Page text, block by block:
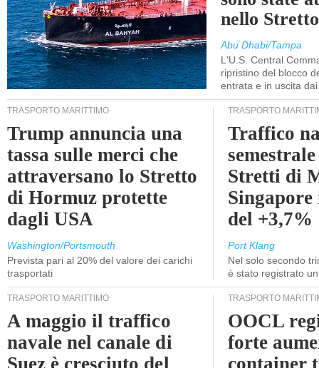
nello
Abu Dhabi/Tampa
L'U.S. Central
ripristino del blocco
entrata e in uscita
TRASPORTO MARITTIMO
Trump annuncia una
tassa sulle merci che
attraversano lo Stretto
di Hormuz protette
dagli USA
Washington/Portsmouth
Prevista pari al 20% del valore dei carichi
trasportati
TRASPORTO
Traffico
Stretti di
del +3,7%
Port Klang
Nel solo secondo
è stato registrato
TRASPORTO MARITTIMO
A maggio il traffico
navale nel canale di
Suez è cresciuto del
TRASPORTO
OOCL
forte
container